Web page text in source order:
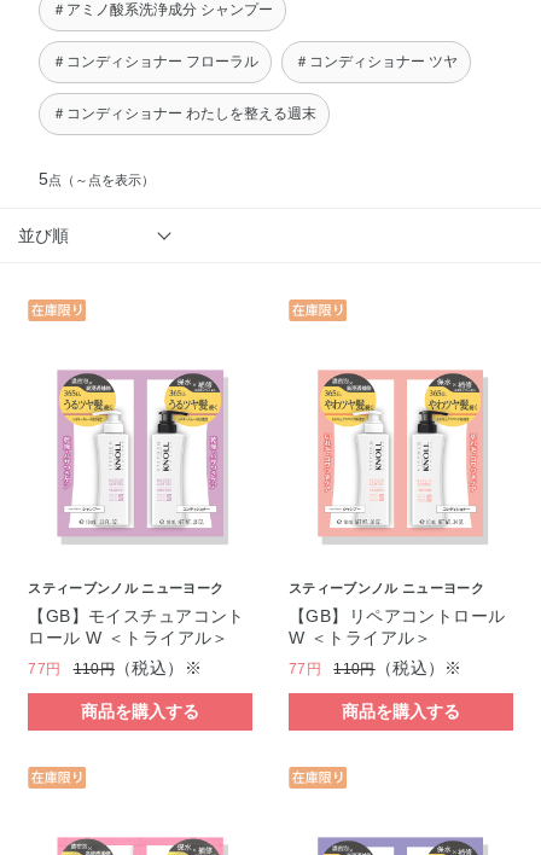
＃アミノ酸系洗浄成分 シャンプー
＃コンディショナー フローラル ＃コンディショナー ツヤ
＃コンディショナー わたしを整える週末
5点 （～点を表示）
並び順
スティーブンノル ニューヨーク
【GB】モイスチュアコント
ロール W ＜トライアル＞
77円 110円 （税込）※
商品を購入する
スティーブンノル ニューヨーク
【GB】リペアコントロール
W ＜トライアル＞
77円 110円（税込）※
商品を購入する